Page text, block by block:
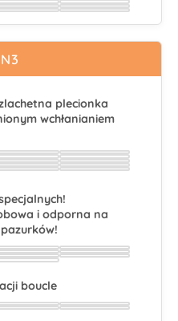
Wybierz Wybierz
Wybierz Wybierz
Wybierz Wybierz
Wybierz Wybierz
plecionka
wchłanianiem
Wybierz Wybierz
Wybierz Wybierz
Wybierz Wybierz
Wybierz Wybierz
i odporna na
Wybierz Wybierz
Wybierz Wybierz
Wybierz
boucle
Wybierz Wybierz